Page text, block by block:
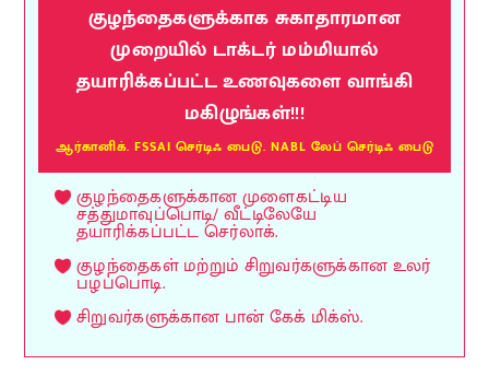
குழந்தைகளுக்காக சுகாதாரமான
முறையில் டாக்டர் மம்மியால்
தயாரிக்கப்பட்ட உணவுகளை வாங்கி
மகிழுங்கள்!!!
ஆர்கானிக். FSSAI செர்டிஃ பைடு. NABL லேப் செர்டிஃ பைடு
குழந்தைகளுக்கான முளைகட்டிய
சத்துமாவுப்பொடி/ வீட்டிலேயே
தயாரிக்கப்பட்ட செர்லாக்.
குழந்தைகள் மற்றும் சிறுவர்களுக்கான உலர்
பழப்பொடி.
சிறுவர்களுக்கான பான் கேக் மிக்ஸ்.